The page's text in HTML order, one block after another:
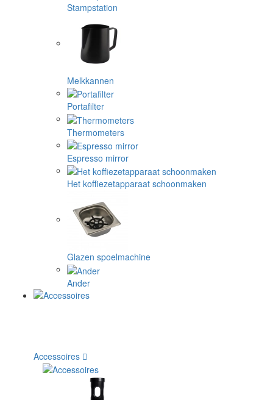
Stampstation
Melkkannen
Portafilter
Thermometers
Espresso mirror
Het koffiezetapparaat schoonmaken
Glazen spoelmachine
Ander
Accessoires